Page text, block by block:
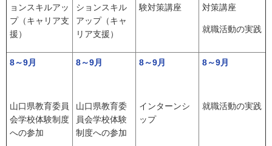
ョンスキルアッ
プ（キャリア支
援）
ションスキル
アップ（キャ
リア支援）
験対策講座
対策講座
就職活動の実践
8～9月
山口県教育委員
会学校体験制度
への参加
8～9月
山口県教育委
員会学校体験
制度への参加
8～9月
インターンシ
ップ
8～9月
就職活動の実践